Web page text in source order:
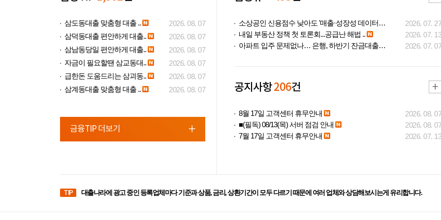
삼도동대출 맞춤형 대출 ..
2026. 08. 07
삼덕동대출 편안하게 대출..
2026. 08. 07
삼남동당일 편안하게 대출..
2026. 08. 07
자금이 필요할땐 삼교동대..
2026. 08. 07
급한돈 도움드리는 삼괴동..
2026. 08. 07
삼계동대출 맞춤형 대출 ..
2026. 08. 07
금융TIP 더보기
소상공인 신용점수 낮아도 '매출·성장성 데이터..
2026. 07. 27
내일 부동산 정책 첫 토론회...공급난 해법 ..
2026. 07. 13
아파트 입주 문제없나… 은행, 하반기 잔금대출..
2026. 07. 07
공지사항206건
8월 17일 고객센터 휴무안내
2026. 08. 07
■(필독) 08/13(목) 서버 점검 안내
2026. 08. 07
7월 17일 고객센터 휴무안내
2026. 07. 13
TIP 대출나라에 광고 중인 등록업체마다 기준과 상품, 금리, 상환기간이 모두 다르기 때문에 여러 업체와 상담해보시는게 유리합니다.